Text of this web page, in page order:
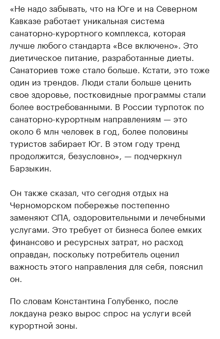
«Не надо забывать, что на Юге и на Северном
Кавказе работает уникальная система
санаторно-курортного комплекса, которая
лучше любого стандарта «Все включено». Это
диетическое питание, разработанные диеты.
Санаториев тоже стало больше. Кстати, это тоже
один из трендов. Люди стали больше ценить
свое здоровье, постковидные программы стали
более востребованными. В России турпоток по
санаторно-курортным направлениям — это
около 6 млн человек в год, более половины
туристов забирает Юг. В этом году тренд
продолжится, безусловно», — подчеркнул
Барзыкин.
Он также сказал, что сегодня отдых на
Черноморском побережье постепенно
заменяют СПА, оздоровительными и лечебными
услугами. Это требует от бизнеса более емких
финансово и ресурсных затрат, но расход
оправдан, поскольку потребитель оценил
важность этого направления для себя, пояснил
он.
По словам Константина Голубенко, после
локдауна резко вырос спрос на услуги всей
курортной зоны.